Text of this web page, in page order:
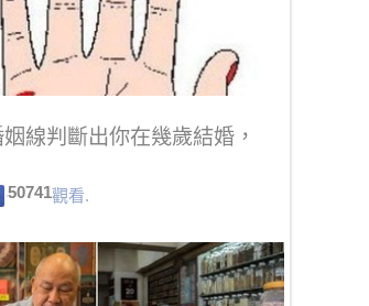
線判斷出你在幾歲結婚，
50741觀看.